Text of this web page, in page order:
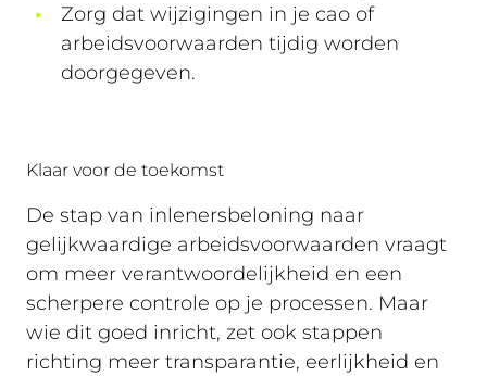
Zorg dat wijzigingen in je cao of
arbeidsvoorwaarden tijdig worden
doorgegeven.
Klaar voor de toekomst
De stap van inlenersbeloning naar
gelijkwaardige arbeidsvoorwaarden vraagt
om meer verantwoordelijkheid en een
scherpere controle op je processen. Maar
wie dit goed inricht, zet ook stappen
richting meer transparantie, eerlijkheid en